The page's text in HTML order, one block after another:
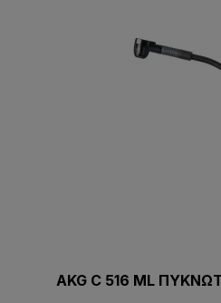
AKG C 516 ML